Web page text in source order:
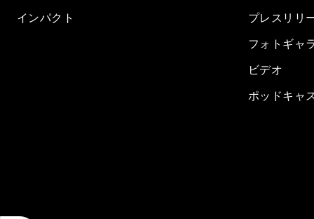
インパクト
プレスリリ
フォトギャ
ビデオ
ポッドキャ